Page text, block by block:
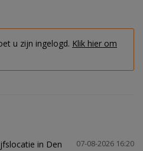
u zijn ingelogd. Klik hier om
07-08-2026 16:20
in Den